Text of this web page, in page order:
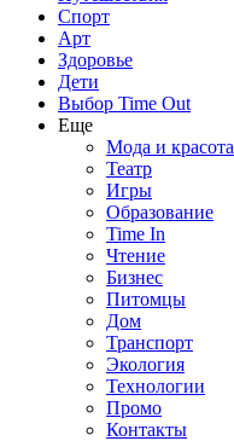
Спорт
Арт
Здоровье
Дети
Выбор Time Out
Еще
Мода и красота
Театр
Игры
Образование
Time In
Чтение
Бизнес
Питомцы
Дом
Транспорт
Экология
Технологии
Промо
Контакты